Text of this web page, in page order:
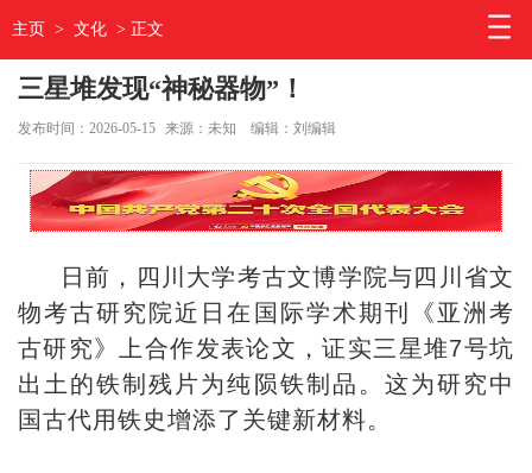
主页 > 文化 > 正文
三星堆发现“神秘器物”！
发布时间：2026-05-15 来源：未知 编辑：刘编辑
日前，四川大学考古文博学院与四川省文
物考古研究院近日在国际学术期刊《亚洲考
古研究》上合作发表论文，证实三星堆7号坑
出土的铁制残片为纯陨铁制品。这为研究中
国古代用铁史增添了关键新材料。